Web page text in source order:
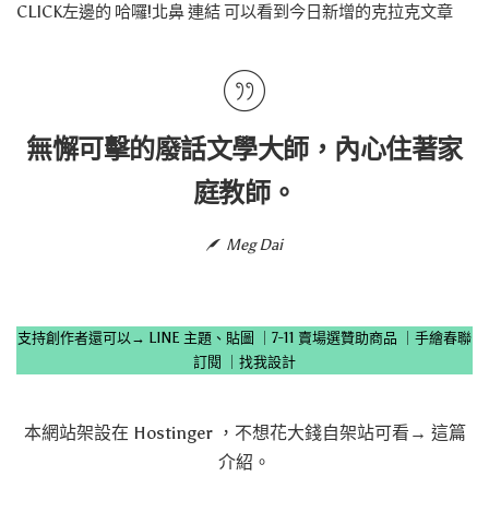
CLICK左邊的 哈囉!北鼻 連結 可以看到今日新增的克拉克文章
無懈可擊的廢話文學大師，內心住著家
庭教師。
Meg Dai
支持創作者還可以→ LINE 主題、貼圖 7-11 賣場選贊助商品
手繪春聯
訂閱
找我設計
本網站架設在 Hostinger，不想花大錢自架站可看→ 這篇
介紹 。